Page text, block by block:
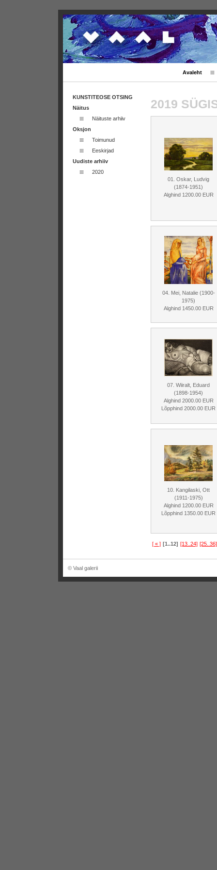
Avaleht
KUNSTITEOSE OTSING
Näitus
Näituste arhiiv
Oksjon
Toimunud
Eeskirjad
Uudiste arhiiv
2020
2019
01. Oskar, Ludvig
(1874-1951)
Alghind 1200.00 EUR
04. Mei, Natalie (1900-
1975)
Alghind 1450.00 EUR
07. Wiiralt, Eduard
(1898-1954)
Alghind 2000.00 EUR
Lõpphind 2000.00 EUR
10. Kangilaski, Ott
(1911-1975)
Alghind 1200.00 EUR
Lõpphind 1350.00 EUR
[ « ] [1..12] [13..24] [25..36]
© Vaal galerii